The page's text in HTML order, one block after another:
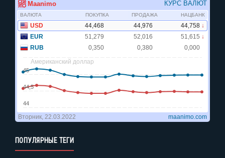
ПОПУЛЯРНЫЕ ТЕГИ